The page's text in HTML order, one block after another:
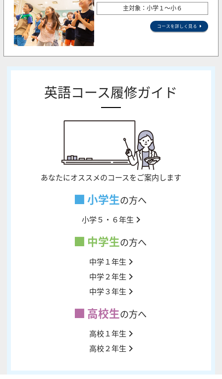
主対象：小学１～小６
コースを詳しく見る
英語コース履修ガイド
あなたにオススメのコースをご案内します
小学生の方へ
小学５・６年生
中学生の方へ
中学１年生
中学２年生
中学３年生
高校生の方へ
高校１年生
高校２年生